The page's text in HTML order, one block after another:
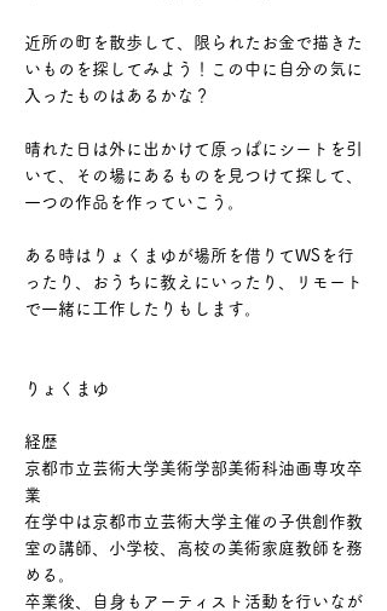
​近所の町を散歩して、限られたお金で描きた
いものを探してみよう！この中に自分の気に
入ったものはあるかな？
晴れた日は外に出かけて原っぱにシートを引
いて、その場にあるものを見つけて探して、
一つの作品を作っていこう。
ある時はりょくまゆが場所を借りてWSを行
ったり、おうちに教えにいったり、リモート
で一緒に工作したりもします。
りょくまゆ
経歴
京都市立芸術大学美術学部美術科油画専攻卒
業
在学中は京都市立芸術大学主催の子供創作教
室の講師、小学校、高校の美術家庭教師を務
める。
​卒業後、自身もアーティスト活動を行いなが